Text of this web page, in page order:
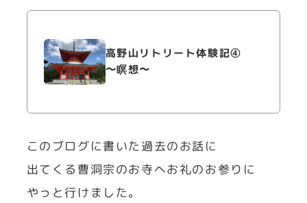
高野山リトリート体験記④
〜瞑想〜
このブログに書いた過去のお話に
出てくる曹洞宗のお寺へお礼のお参りに
やっと行けました。